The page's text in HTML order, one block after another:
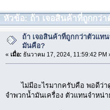
หัวข้อ: ถ้า เจอสินค้าที่ถูกกว่
ถ้า เจอสินค้าที่ถูกกว่าตัวแท
มันคือ?
« เมื่อ: ธันวาคม 17, 2024, 11:59:42 PM
ไม่มีอะไรมากครับคือ พอดีว่า
จำพวกน้ำมันเครื่อง ตัวแทนจำหน่